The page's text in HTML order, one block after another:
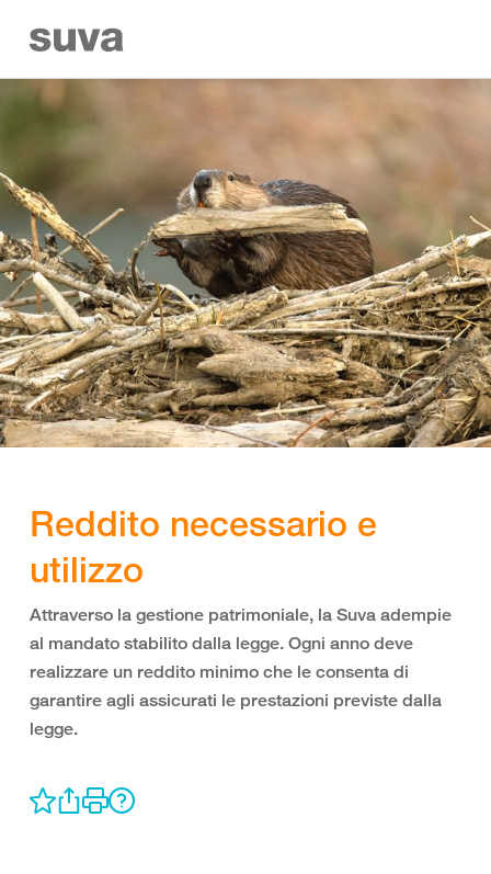
Reddito necessario e
utilizzo
Attraverso la gestione patrimoniale, la Suva adempie
al mandato stabilito dalla legge. Ogni anno deve
realizzare un reddito minimo che le consenta di
garantire agli assicurati le prestazioni previste dalla
legge.